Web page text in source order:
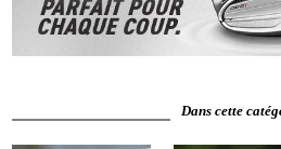
Dans cette